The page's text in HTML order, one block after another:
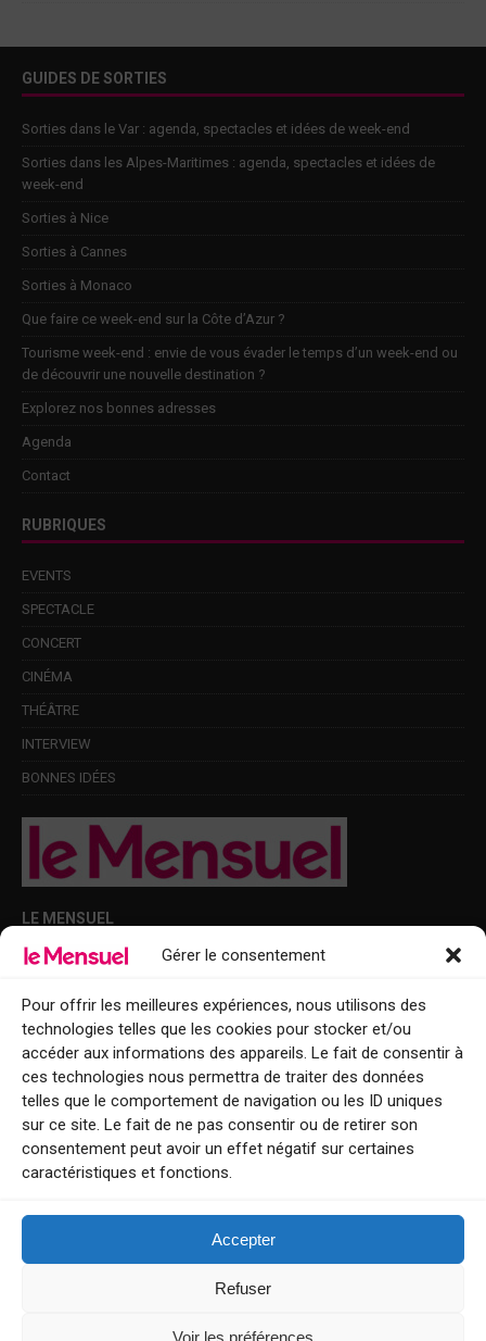
Gérer le consentement
Pour offrir les meilleures expériences, nous utilisons des
technologies telles que les cookies pour stocker et/ou
accéder aux informations des appareils. Le fait de consentir à
ces technologies nous permettra de traiter des données
telles que le comportement de navigation ou les ID uniques
sur ce site. Le fait de ne pas consentir ou de retirer son
consentement peut avoir un effet négatif sur certaines
caractéristiques et fonctions.
Accepter
Refuser
Voir les préférences
GUIDES DE SORTIES
Sorties dans le Var : agenda, spectacles et idées de week-end
Sorties dans les Alpes-Maritimes : agenda, spectacles et idées de
week-end
Sorties à Nice
Sorties à Cannes
Sorties à Monaco
Que faire ce week-end sur la Côte d’Azur ?
Tourisme week-end : envie de vous évader le temps d’un week-end ou
de découvrir une nouvelle destination ?
Explorez nos bonnes adresses
Agenda
Contact
RUBRIQUES
EVENTS
SPECTACLE
CONCERT
CINÉMA
THÉÂTRE
INTERVIEW
BONNES IDÉES
LE MENSUEL
Points de diffusion Var et Alpes-Maritimes : oû trouver Le Mensuel ?
Le Mensuel en PDF : consultez le magazine en ligne
Qui sommes-nous ?
BFM Top Sorties
EVENT
Tourisme week-end : envie de vous évader le temps d’un week-end ou
Explorez nos bonnes adresses
Contact